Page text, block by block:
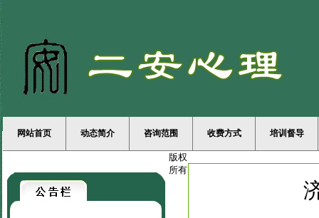
网站首页 动态简介 咨询范围 收费方式 培训督导
版权
所有